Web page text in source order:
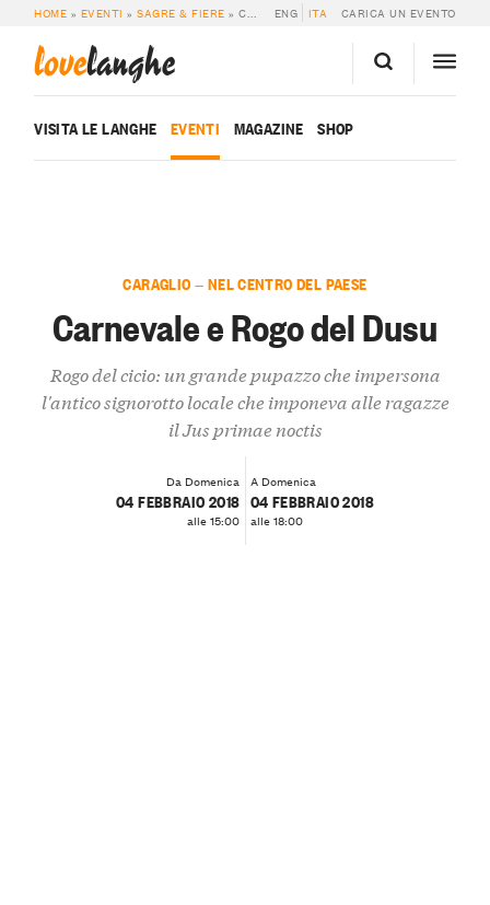
HOME » EVENTI »SAGRE & FIERE »CARNEVALE E ROGO DEL DUSU ENG ITA CARICA UN EVENTO
lovelanghe
VISITA LE LANGHE EVENTI MAGAZINE SHOP
CARAGLIO — NEL CENTRO DEL PAESE
Carnevale e Rogo del Dusu
Rogo del cicio: un grande pupazzo che impersona
l'antico signorotto locale che imponeva alle ragazze
ilJus primae noctis
Da Domenica
04 FEBBRAIO 2018
alle 15:00
A Domenica
04 FEBBRAIO 2018
alle 18:00